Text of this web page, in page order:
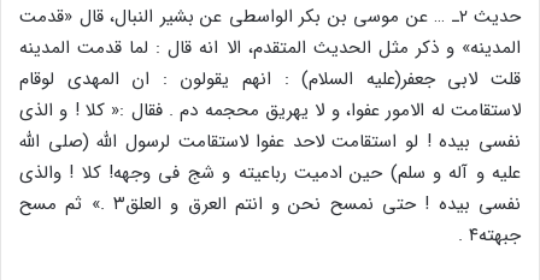
حدیث ۲ـ … عن موسی بن بکر الواسطی عن بشیر النبال، قال «قدمت
المدینه» و ذکر مثل الحدیث المتقدم، الا انه قال : لما قدمت المدینه
قلت لابی جعفر(علیه السلام) : انهم یقولون : ان المهدی لوقام
لاستقامت له الامور عفوا، و لا یهریق محجمه دم . فقال :« کلا ! و الذی
نفسی بیده ! لو استقامت لاحد عفوا لاستقامت لرسول الله (صلی الله
علیه و آله و سلم) حین ادمیت رباعیته و شج فی وجهه! کلا ! والذی
نفسی بیده ! حتی نمسح نحن و انتم العرق و العلق۳ .» ثم مسح
جبهته۴ .